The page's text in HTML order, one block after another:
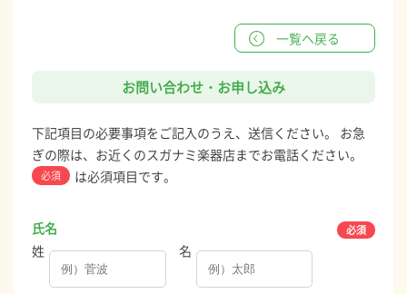
一覧へ戻る
お問い合わせ・お申し込み
下記項目の必要事項をご記入のうえ、送信ください。 お急
ぎの際は、お近くのスガナミ楽器店までお電話ください。
必須 は必須項目です。
氏名
姓
名